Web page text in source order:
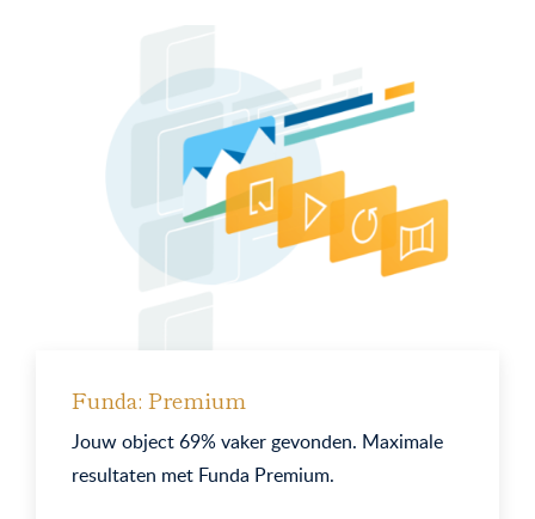
Funda: Premium
Jouw object 69% vaker gevonden. Maximale
resultaten met Funda Premium.